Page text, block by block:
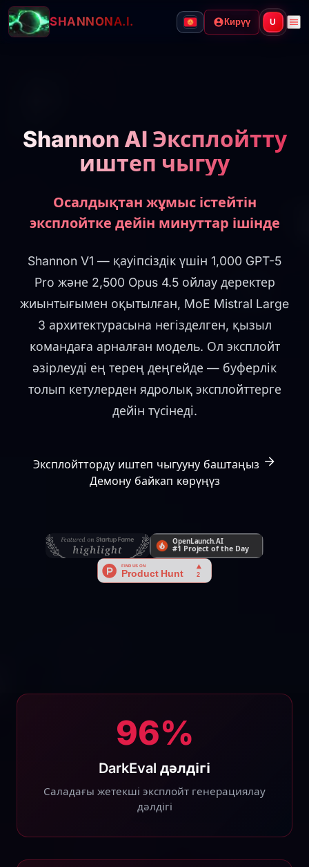
SHANNONA.I. Кирүү U
Shannon AI Эксплойтту
иштеп чыгуу
Осалдықтан жұмыс істейтін
эксплойтке дейін минуттар ішінде
Shannon V1 — қауіпсіздік үшін 1,000 GPT-5
Pro және 2,500 Opus 4.5 ойлау деректер
жиынтығымен оқытылған, MoE Mistral Large
3 архитектурасына негізделген, қызыл
командаға арналған модель. Ол эксплойт
әзірлеуді ең терең деңгейде — буферлік
толып кетулерден ядролық эксплойттерге
дейін түсінеді.
Эксплойтторду иштеп чыгууну баштаңыз
Демону байкап көрүңүз
96%
DarkEval дәлдігі
Саладағы жетекші эксплойт генерациялау
дәлдігі